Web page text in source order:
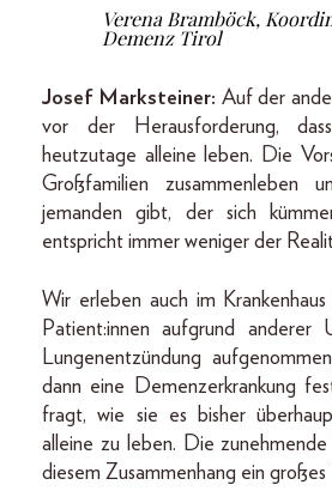
Verena Bramböck,
Demenz Tirol
Josef Marksteiner: Auf der
vor der Herausforderung,
heutzutage alleine leben. Die
Großfamilien zusammenleben
jemanden gibt, der sich
entspricht immer weniger der
Wir erleben auch im
Patient:innen aufgrund anderer
Lungenentzündung
dann eine Demenzerkrankung
fragt, wie sie es bisher
alleine zu leben. Die zunehmende
diesem Zusammenhang ein großes